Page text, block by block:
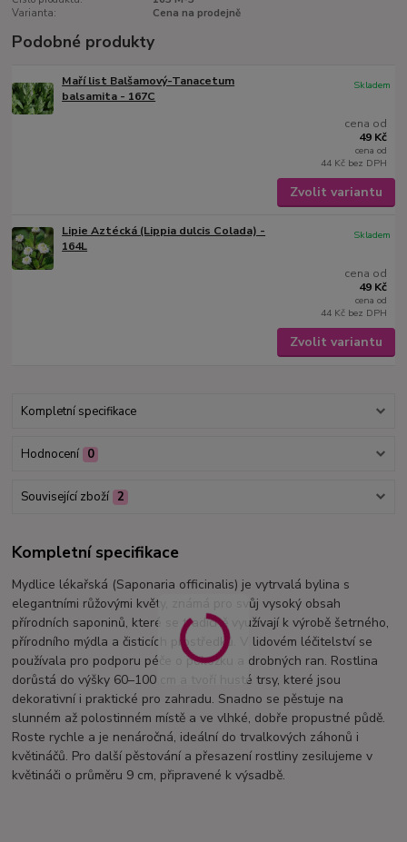
Varianta:
Cena na prodejně
Podobné produkty
Maří list Balšamový-Tanacetum
balsamita - 167C
cena od
49 Kč
cena od
44 Kč bez DPH
Skladem
Zvolit variantu
Lipie Aztécká (Lippia dulcis Colada) -
164L
cena od
49 Kč
cena od
44 Kč bez DPH
Skladem
Zvolit variantu
Kompletní specifikace
Hodnocení 0
Související zboží 2
Kompletní specifikace
Mydlice lékařská (Saponaria officinalis) je vytrvalá bylina s
elegantními růžovými květy, známá pro svůj vysoký obsah
přírodních saponinů, které se tradičně využívají k výrobě šetrného,
přírodního mýdla a čisticích prostředků. V lidovém léčitelství se
používala pro podporu péče o pokožku a drobných ran. Rostlina
dorůstá do výšky 60–100 cm a tvoří husté trsy, které jsou
dekorativní i praktické pro zahradu. Snadno se pěstuje na
slunném až polostinném místě a ve vlhké, dobře propustné půdě.
Roste rychle a je nenáročná, ideální do trvalkových záhonů i
květináčů. Pro další pěstování a přesazení rostliny zesilujeme v
květináči o průměru 9 cm, připravené k výsadbě.